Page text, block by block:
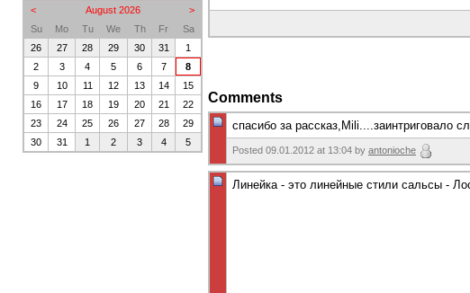
Comments
спасибо за рассказ,Mili....заинтриговало
Posted 09.01.2012 at 13:04 by antonioche
Линейка - это линейные стили сальсы -
<
>
August 2026
Su
Mo Tu We Th Fr
Sa
26
27 28 29 30 31
1
2
3 4 5 6 7
8
9
10 11 12 13 14
15
16
17 18 19 20 21
22
23
24 25 26 27 28
29
30
31 1 2 3 4 5